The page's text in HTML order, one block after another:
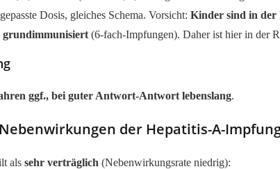
Dosis, gleiches Schema. Vorsicht: Kinder sind in der
grundimmunisiert (6-fach-Impfungen). Daher ist hier in der
ggf., bei guter Antwort-Antwort lebenslang.
der Hepatitis-A-
als sehr verträglich (Nebenwirkungsrate niedrig):